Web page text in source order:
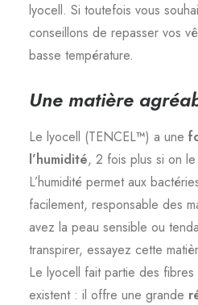
lyocell. Si toutefois vous
conseillons de repasser vos
basse température.
Une matière
Le lyocell (TENCEL™) a une
l’humidité, 2 fois plus si on
L’humidité permet aux
facilement, responsable des
avez la peau sensible ou
transpirer, essayez cette
Le lyocell fait partie des fibres
existent : il offre une grande